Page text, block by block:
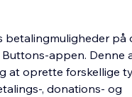
betalingmuligheder på
Buttons-appen. Denne
at oprette forskellige
, donations- og